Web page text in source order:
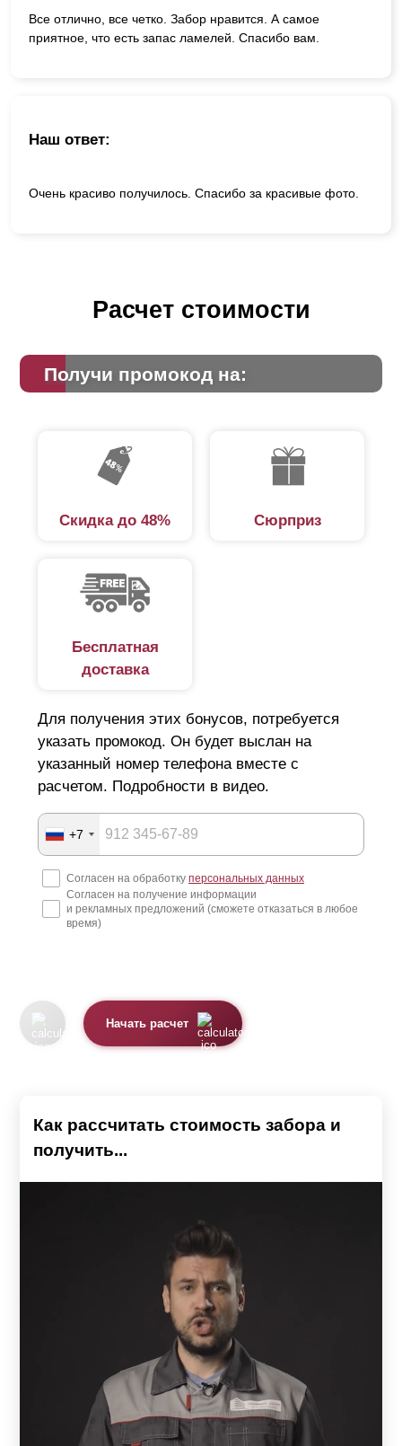
Все отлично, все четко. Забор нравится. А самое
приятное, что есть запас ламелей. Спасибо вам.
Наш ответ:
Очень красиво получилось. Спасибо за красивые фото.
Расчет стоимости
Получи промокод на:
Скидка до 48% Сюрприз
Бесплатная
доставка
Для получения этих бонусов, потребуется
указать промокод. Он будет выслан на
указанный номер телефона вместе с
расчетом. Подробности в видео.
+7
Согласен на обработку персональных данных
Согласен на получение информации
и рекламных предложений (сможете отказаться в любое
время)
Начать расчет
Как рассчитать стоимость забора и
получить...